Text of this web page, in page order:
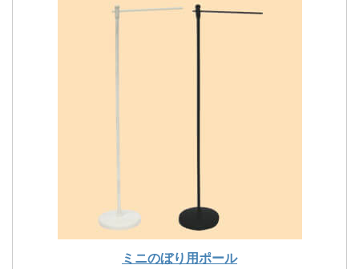
ミニのぼり用ポール